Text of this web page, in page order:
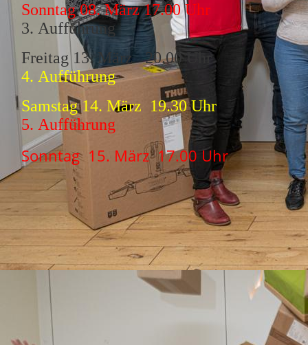
Sonntag 08. März 17.00 Uhr
3. Aufführung
Freitag 13. März 20.00 Uhr
4. Aufführung
Samstag 14. März 19.30 Uhr
5. Aufführung
Sonntag 15. März 17.00 Uhr